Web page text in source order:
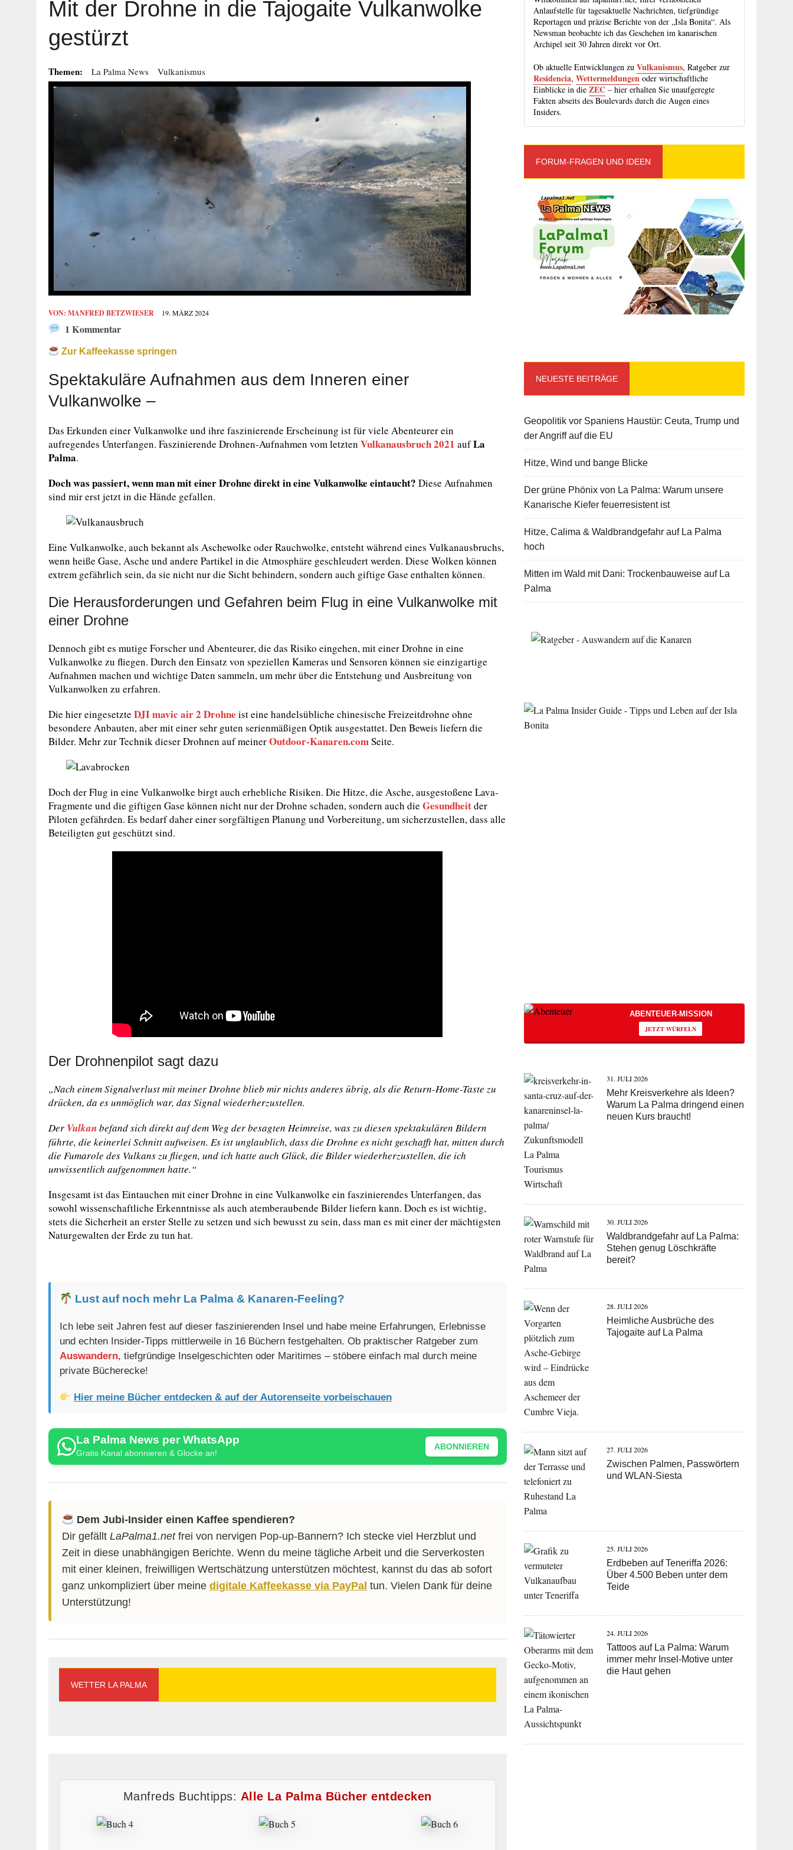
Mit der Drohne in die Tajogaite Vulkanwolke
gestürzt
Themen: La Palma News Vulkanismus
VON: MANFRED BETZWIESER 19. MÄRZ 2024
1 Kommentar
Zur Kaffeekasse springen
Spektakuläre Aufnahmen aus dem Inneren einer
Vulkanwolke –
Das Erkunden einer Vulkanwolke und ihre faszinierende Erscheinung ist für viele Abenteurer ein
aufregendes Unterfangen. Faszinierende Drohnen-Aufnahmen vom letzten Vulkanausbruch 2021 aufLa
Palma.
Doch was passiert, wenn man mit einer Drohne direkt in eine Vulkanwolke eintaucht? Diese Aufnahmen
sind mir erst jetzt in die Hände gefallen.
Eine Vulkanwolke, auch bekannt als Aschewolke oder Rauchwolke, entsteht während eines Vulkanausbruchs,
wenn heiße Gase, Asche und andere Partikel in die Atmosphäre geschleudert werden. Diese Wolken können
extrem gefährlich sein, da sie nicht nur die Sicht behindern, sondern auch giftige Gase enthalten können.
Die Herausforderungen und Gefahren beim Flug in eine Vulkanwolke mit
einer Drohne
Dennoch gibt es mutige Forscher und Abenteurer, die das Risiko eingehen, mit einer Drohne in eine
Vulkanwolke zu fliegen. Durch den Einsatz von speziellen Kameras und Sensoren können sie einzigartige
Aufnahmen machen und wichtige Daten sammeln, um mehr über die Entstehung und Ausbreitung von
Vulkanwolken zu erfahren.
Die hier eingesetzte DJI mavic air 2 Drohne ist eine handelsübliche chinesische Freizeitdrohne ohne
besondere Anbauten, aber mit einer sehr guten serienmäßigen Optik ausgestattet. Den Beweis liefern die
Bilder. Mehr zur Technik dieser Drohnen auf meinerOutdoor-Kanaren.comSeite.
Doch der Flug in eine Vulkanwolke birgt auch erhebliche Risiken. Die Hitze, die Asche, ausgestoßene Lava-
Fragmente und die giftigen Gase können nicht nur der Drohne schaden, sondern auch die Gesundheitder
Piloten gefährden. Es bedarf daher einer sorgfältigen Planung und Vorbereitung, um sicherzustellen, dass alle
Beteiligten gut geschützt sind.
Der Drohnenpilot sagt dazu
„Nach einem Signalverlust mit meiner Drohne blieb mir nichts anderes übrig, als die Return-Home-Taste zu
drücken, da es unmöglich war, das Signal wiederherzustellen.
Der Vulkan befand sich direkt auf dem Weg der besagten Heimreise, was zu diesen spektakulären Bildern
führte, die keinerlei Schnitt aufweisen. Es ist unglaublich, dass die Drohne es nicht geschafft hat, mitten durch
die Fumarole des Vulkans zu fliegen, und ich hatte auch Glück, die Bilder wiederherzustellen, die ich
unwissentlich aufgenommen hatte.“
Insgesamt ist das Eintauchen mit einer Drohne in eine Vulkanwolke ein faszinierendes Unterfangen, das
sowohl wissenschaftliche Erkenntnisse als auch atemberaubende Bilder liefern kann. Doch es ist wichtig,
stets die Sicherheit an erster Stelle zu setzen und sich bewusst zu sein, dass man es mit einer der mächtigsten
Naturgewalten der Erde zu tun hat.
Lust auf noch mehr La Palma & Kanaren-Feeling?
Ich lebe seit Jahren fest auf dieser faszinierenden Insel und habe meine Erfahrungen, Erlebnisse
und echten Insider-Tipps mittlerweile in 16 Büchern festgehalten. Ob praktischer Ratgeber zum
Auswandern, tiefgründige Inselgeschichten oder Maritimes – stöbere einfach mal durch meine
private Bücherecke!
Hier meine Bücher entdecken & auf der Autorenseite vorbeischauen
La Palma News per WhatsApp
Gratis Kanal abonnieren & Glocke an!
ABONNIEREN
Dem Jubi-Insider einen Kaffee spendieren?
Dir gefällt LaPalma1.netfrei von nervigen Pop-up-Bannern? Ich stecke viel Herzblut und
Zeit in diese unabhängigen Berichte. Wenn du meine tägliche Arbeit und die Serverkosten
mit einer kleinen, freiwilligen Wertschätzung unterstützen möchtest, kannst du das ab sofort
ganz unkompliziert über meine digitale Kaffeekasse via PayPal tun. Vielen Dank für deine
Unterstützung!
WETTER LA PALMA
Manfreds Buchtipps: Alle La Palma Bücher entdecken
Anlaufstelle für tagesaktuelle Nachrichten, tiefgründige
Reportagen und präzise Berichte von der „Isla Bonita“. Als
Newsman beobachte ich das Geschehen im kanarischen
Archipel seit 30 Jahren direkt vor Ort.
Ob aktuelle Entwicklungen zuVulkanismus, Ratgeber zur
Residencia,Wettermeldungen oder wirtschaftliche
Einblicke in dieZEC – hier erhalten Sie unaufgeregte
Fakten abseits des Boulevards durch die Augen eines
Insiders.
FORUM-FRAGEN UND IDEEN
NEUESTE BEITRÄGE
Geopolitik vor Spaniens Haustür: Ceuta, Trump und
der Angriff auf die EU
Hitze, Wind und bange Blicke
Der grüne Phönix von La Palma: Warum unsere
Kanarische Kiefer feuerresistent ist
Hitze, Calima & Waldbrandgefahr auf La Palma
hoch
Mitten im Wald mit Dani: Trockenbauweise auf La
Palma
ABENTEUER-MISSION
JETZT WÜRFELN
31. JULI 2026
Mehr Kreisverkehre als Ideen?
Warum La Palma dringend einen
neuen Kurs braucht!
30. JULI 2026
Waldbrandgefahr auf La Palma:
Stehen genug Löschkräfte
bereit?
28. JULI 2026
Heimliche Ausbrüche des
Tajogaite auf La Palma
27. JULI 2026
Zwischen Palmen, Passwörtern
und WLAN-Siesta
25. JULI 2026
Erdbeben auf Teneriffa 2026:
Über 4.500 Beben unter dem
Teide
24. JULI 2026
Tattoos auf La Palma: Warum
immer mehr Insel-Motive unter
die Haut gehen